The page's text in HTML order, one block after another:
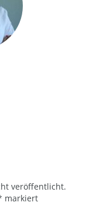
veröffentlicht.
markiert